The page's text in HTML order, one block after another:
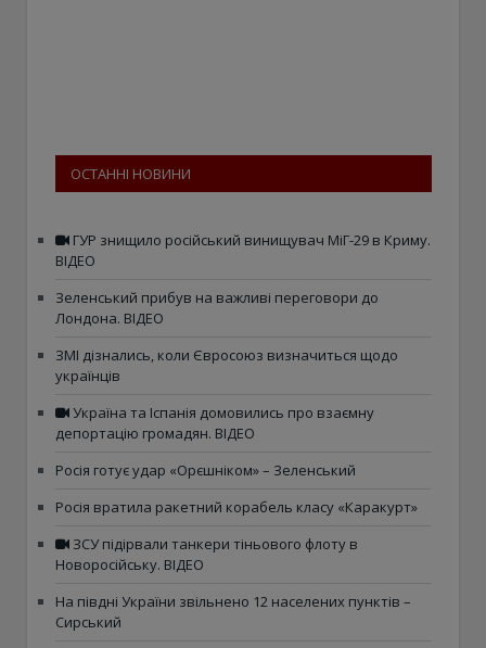
ОСТАННІ НОВИНИ
ГУР знищило російський винищувач МіГ-29 в Криму.
ВІДЕО
Зеленський прибув на важливі переговори до
Лондона. ВІДЕО
ЗМІ дізнались, коли Євросоюз визначиться щодо
українців
Україна та Іспанія домовились про взаємну
депортацію громадян. ВІДЕО
Росія готує удар «Орєшніком» – Зеленський
Росія вратила ракетний корабель класу «Каракурт»
ЗСУ підірвали танкери тіньового флоту в
Новоросійську. ВІДЕО
На півдні України звільнено 12 населених пунктів –
Сирський